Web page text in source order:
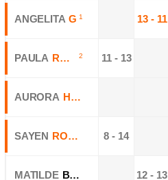
ANGELITA GARAY
1 13 - 11
PAULA ROYO 2 11 - 13
AURORA HERRERA
SAYEN ROJAS 8 - 14
MATILDE BAS 12 - 13